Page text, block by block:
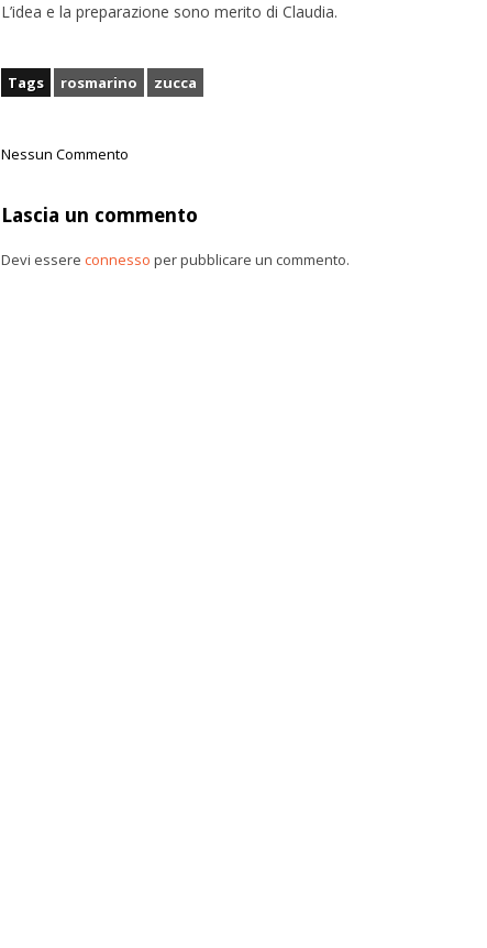
L’idea e la preparazione sono merito di Claudia.
Tags rosmarino zucca
Nessun Commento
Lascia un commento
Devi essere connesso per pubblicare un commento.